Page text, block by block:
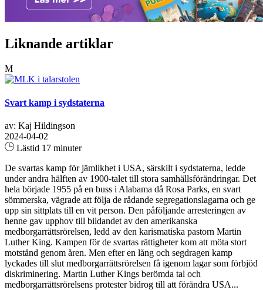
Liknande artiklar
M
Svart kamp i sydstaterna
av: Kaj Hildingson
2024-04-02
Lästid 17 minuter
De svartas kamp för jämlikhet i USA, särskilt i sydstaterna, ledde
under andra hälften av 1900-talet till stora samhällsförändringar. Det
hela började 1955 på en buss i Alabama då Rosa Parks, en svart
sömmerska, vägrade att följa de rådande segregationslagarna och ge
upp sin sittplats till en vit person. Den påföljande arresteringen av
henne gav upphov till bildandet av den amerikanska
medborgarrättsrörelsen, ledd av den karismatiska pastorn Martin
Luther King. Kampen för de svartas rättigheter kom att möta stort
motstånd genom åren. Men efter en lång och segdragen kamp
lyckades till slut medborgarrättsrörelsen få igenom lagar som förbjöd
diskriminering. Martin Luther Kings berömda tal och
medborgarrättsrörelsens protester bidrog till att förändra USA...